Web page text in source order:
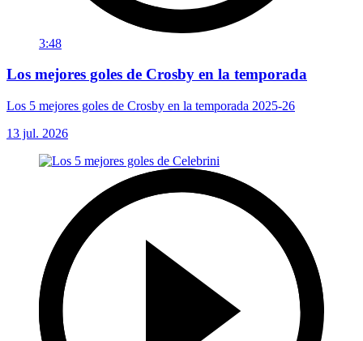
3:48
Los mejores goles de Crosby en la temporada
Los 5 mejores goles de Crosby en la temporada 2025-26
13 jul. 2026